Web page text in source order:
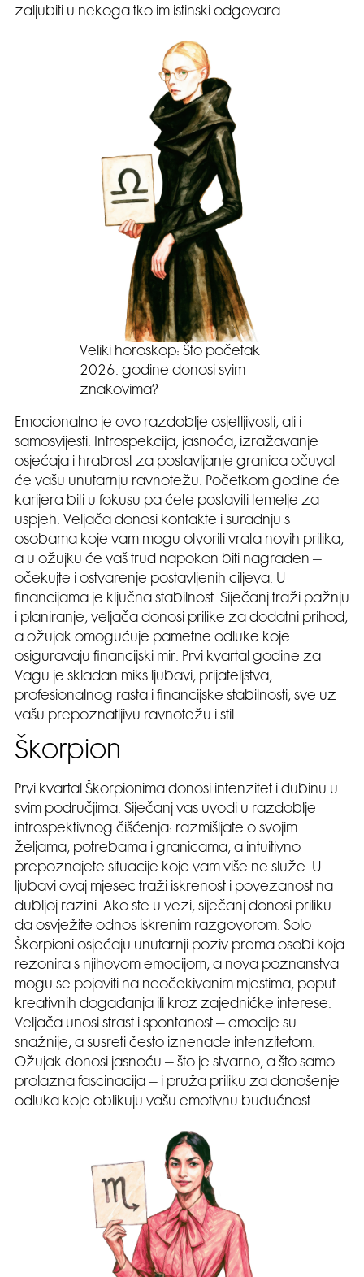
zaljubiti u nekoga tko im istinski odgovara.
Veliki horoskop: Što početak
2026. godine donosi svim
znakovima?
Emocionalno je ovo razdoblje osjetljivosti, ali i
samosvijesti. Introspekcija, jasnoća, izražavanje
osjećaja i hrabrost za postavljanje granica očuvat
će vašu unutarnju ravnotežu. Početkom godine će
karijera biti u fokusu pa ćete postaviti temelje za
uspjeh. Veljača donosi kontakte i suradnju s
osobama koje vam mogu otvoriti vrata novih prilika,
a u ožujku će vaš trud napokon biti nagrađen –
očekujte i ostvarenje postavljenih ciljeva. U
financijama je ključna stabilnost. Siječanj traži pažnju
i planiranje, veljača donosi prilike za dodatni prihod,
a ožujak omogućuje pametne odluke koje
osiguravaju financijski mir. Prvi kvartal godine za
Vagu je skladan miks ljubavi, prijateljstva,
profesionalnog rasta i financijske stabilnosti, sve uz
vašu prepoznatljivu ravnotežu i stil.
Škorpion
Prvi kvartal Škorpionima donosi intenzitet i dubinu u
svim područjima. Siječanj vas uvodi u razdoblje
introspektivnog čišćenja: razmišljate o svojim
željama, potrebama i granicama, a intuitivno
prepoznajete situacije koje vam više ne služe. U
ljubavi ovaj mjesec traži iskrenost i povezanost na
dubljoj razini. Ako ste u vezi, siječanj donosi priliku
da osvježite odnos iskrenim razgovorom. Solo
Škorpioni osjećaju unutarnji poziv prema osobi koja
rezonira s njihovom emocijom, a nova poznanstva
mogu se pojaviti na neočekivanim mjestima, poput
kreativnih događanja ili kroz zajedničke interese.
Veljača unosi strast i spontanost – emocije su
snažnije, a susreti često iznenade intenzitetom.
Ožujak donosi jasnoću – što je stvarno, a što samo
prolazna fascinacija – i pruža priliku za donošenje
odluka koje oblikuju vašu emotivnu budućnost.